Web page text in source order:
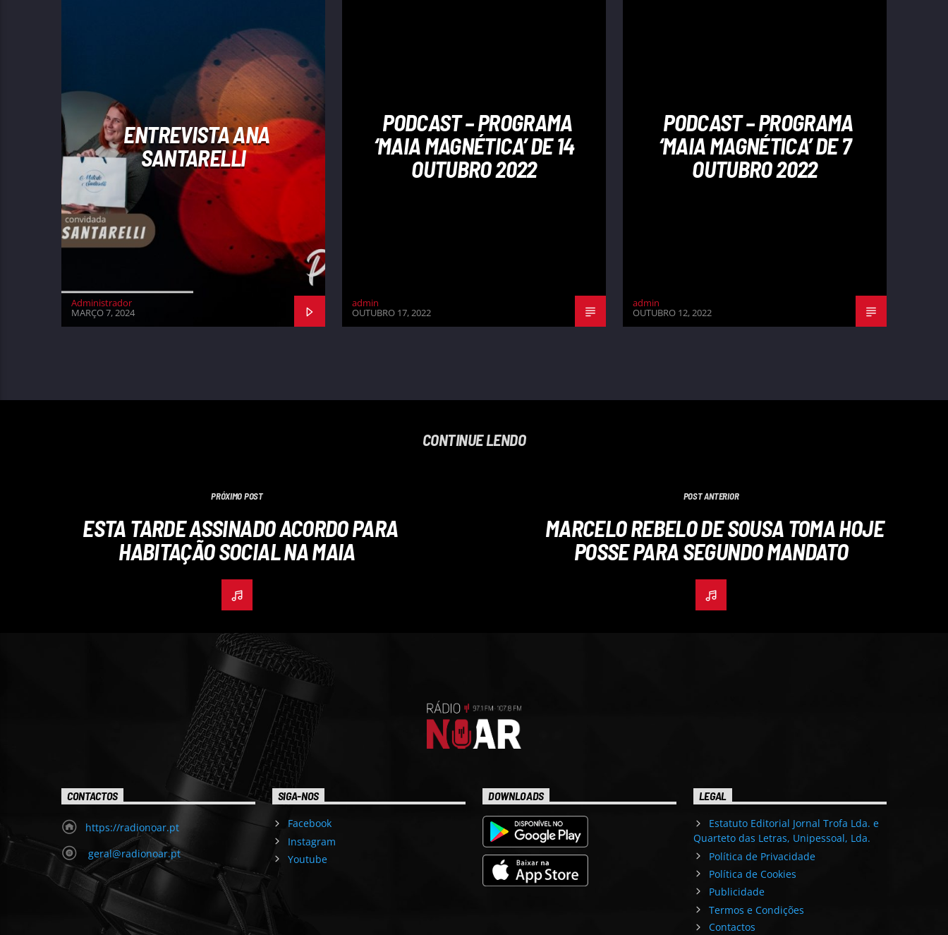
ENTREVISTA ANA
SANTARELLI
Administrador
MARÇO 7, 2024
PODCAST – PROGRAMA
‘MAIA MAGNÉTICA’ DE 14
OUTUBRO 2022
admin
OUTUBRO 17, 2022
PODCAST – PROGRAMA
‘MAIA MAGNÉTICA’ DE 7
OUTUBRO 2022
admin
OUTUBRO 12, 2022
CONTINUE LENDO
PRÓXIMO POST
ESTA TARDE ASSINADO ACORDO PARA
HABITAÇÃO SOCIAL NA MAIA
POST ANTERIOR
MARCELO REBELO DE SOUSA TOMA HOJE
POSSE PARA SEGUNDO MANDATO
CONTACTOS
https://radionoar.pt
geral@radionoar.pt
SIGA-NOS
Facebook
Instagram
Youtube
DOWNLOADS LEGAL
Estatuto Editorial Jornal Trofa Lda. e
Quarteto das Letras, Unipessoal, Lda.
Política de Privacidade
Política de Cookies
Publicidade
Termos e Condições
Contactos